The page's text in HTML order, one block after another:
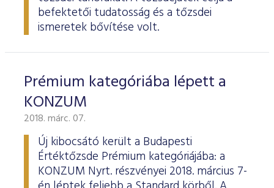
ESG Útmutató
befektetői tudatosság és a tőzsdei
ismeretek bővítése volt.
Prémium kategóriába lépett a
KONZUM
2018. márc. 07.
Új kibocsátó került a Budapesti
Értéktőzsde Prémium kategóriájába: a
KONZUM Nyrt. részvényei 2018. március 7-